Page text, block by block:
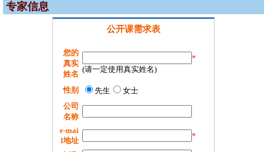
专家信息
公开课需求表
您的
真实
姓名
*
(请一定使用真实姓名)
性别 先生
女士
公司
名称
e-mai
l地址
*